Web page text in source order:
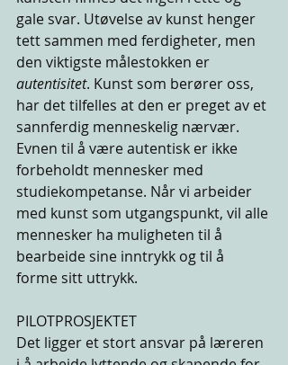
gale svar. Utøvelse av kunst henger
tett sammen med ferdigheter, men
den viktigste målestokken er
autentisitet. Kunst som berører oss,
har det tilfelles at den er preget av et
sannferdig menneskelig nærvær.
Evnen til å være autentisk er ikke
forbeholdt mennesker med
studiekompetanse. Når vi arbeider
med kunst som utgangspunkt, vil alle
mennesker ha muligheten til å
bearbeide sine inntrykk og til å
forme sitt uttrykk.
PILOTPROSJEKTET
Det ligger et stort ansvar på læreren